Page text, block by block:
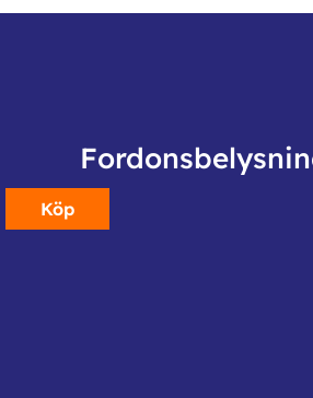
Köp